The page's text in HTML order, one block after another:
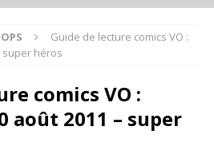
Guide de lecture comics VO :
super héros
comics VO :
août 2011 – super